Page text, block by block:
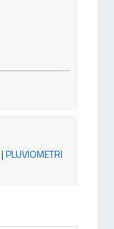
|PLUVIOMETRI